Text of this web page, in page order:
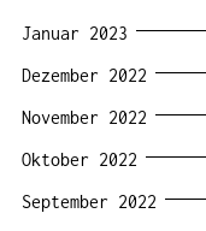
Januar 2023
Dezember 2022
November 2022
Oktober 2022
September 2022